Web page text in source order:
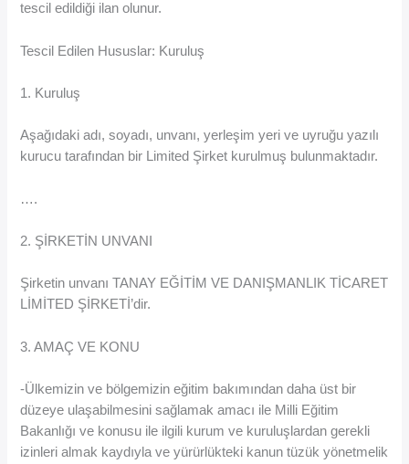
tescil edildiği ilan olunur.
Tescil Edilen Hususlar: Kuruluş
1. Kuruluş
Aşağıdaki adı, soyadı, unvanı, yerleşim yeri ve uyruğu yazılı
kurucu tarafından bir Limited Şirket kurulmuş bulunmaktadır.
….
2. ŞİRKETİN UNVANI
Şirketin unvanı TANAY EĞİTİM VE DANIŞMANLIK TİCARET
LİMİTED ŞİRKETİ’dir.
3. AMAÇ VE KONU
-Ülkemizin ve bölgemizin eğitim bakımından daha üst bir
düzeye ulaşabilmesini sağlamak amacı ile Milli Eğitim
Bakanlığı ve konusu ile ilgili kurum ve kuruluşlardan gerekli
izinleri almak kaydıyla ve yürürlükteki kanun tüzük yönetmelik